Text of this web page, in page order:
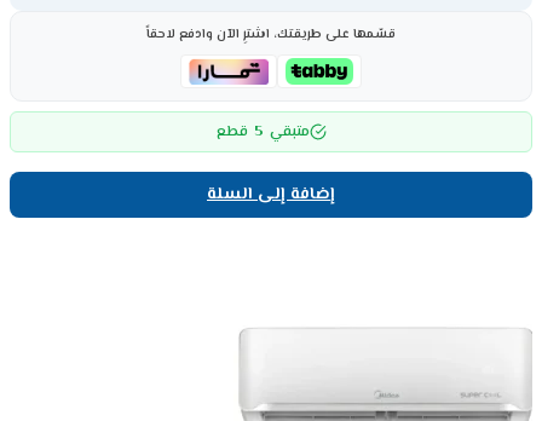
قسّمها على طريقتك، اشترِ الآن وادفع لاحقاً
متبقي 5 قطع
إضافة إلى السلة